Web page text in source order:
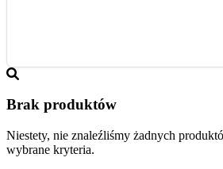
Brak produktów
Niestety, nie znaleźliśmy żadnych
wybrane kryteria.